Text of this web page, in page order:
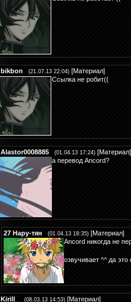
bikbon (21.07.13 22:04) [Материал]
Ссылка не робит((
Alastor0008885 (01.04.13 17:24) [Материал]
а перевод Ancord?
27 Нару-тян (01.04.13 18:35) [Материал]
Ancord никогда не
озвучивает ^^ да
Kirill_ (08.03.13 14:53) [Материал]